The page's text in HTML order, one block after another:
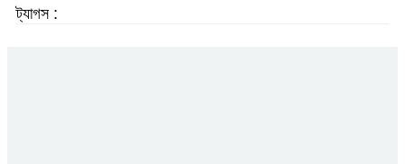
ট্যাগস :